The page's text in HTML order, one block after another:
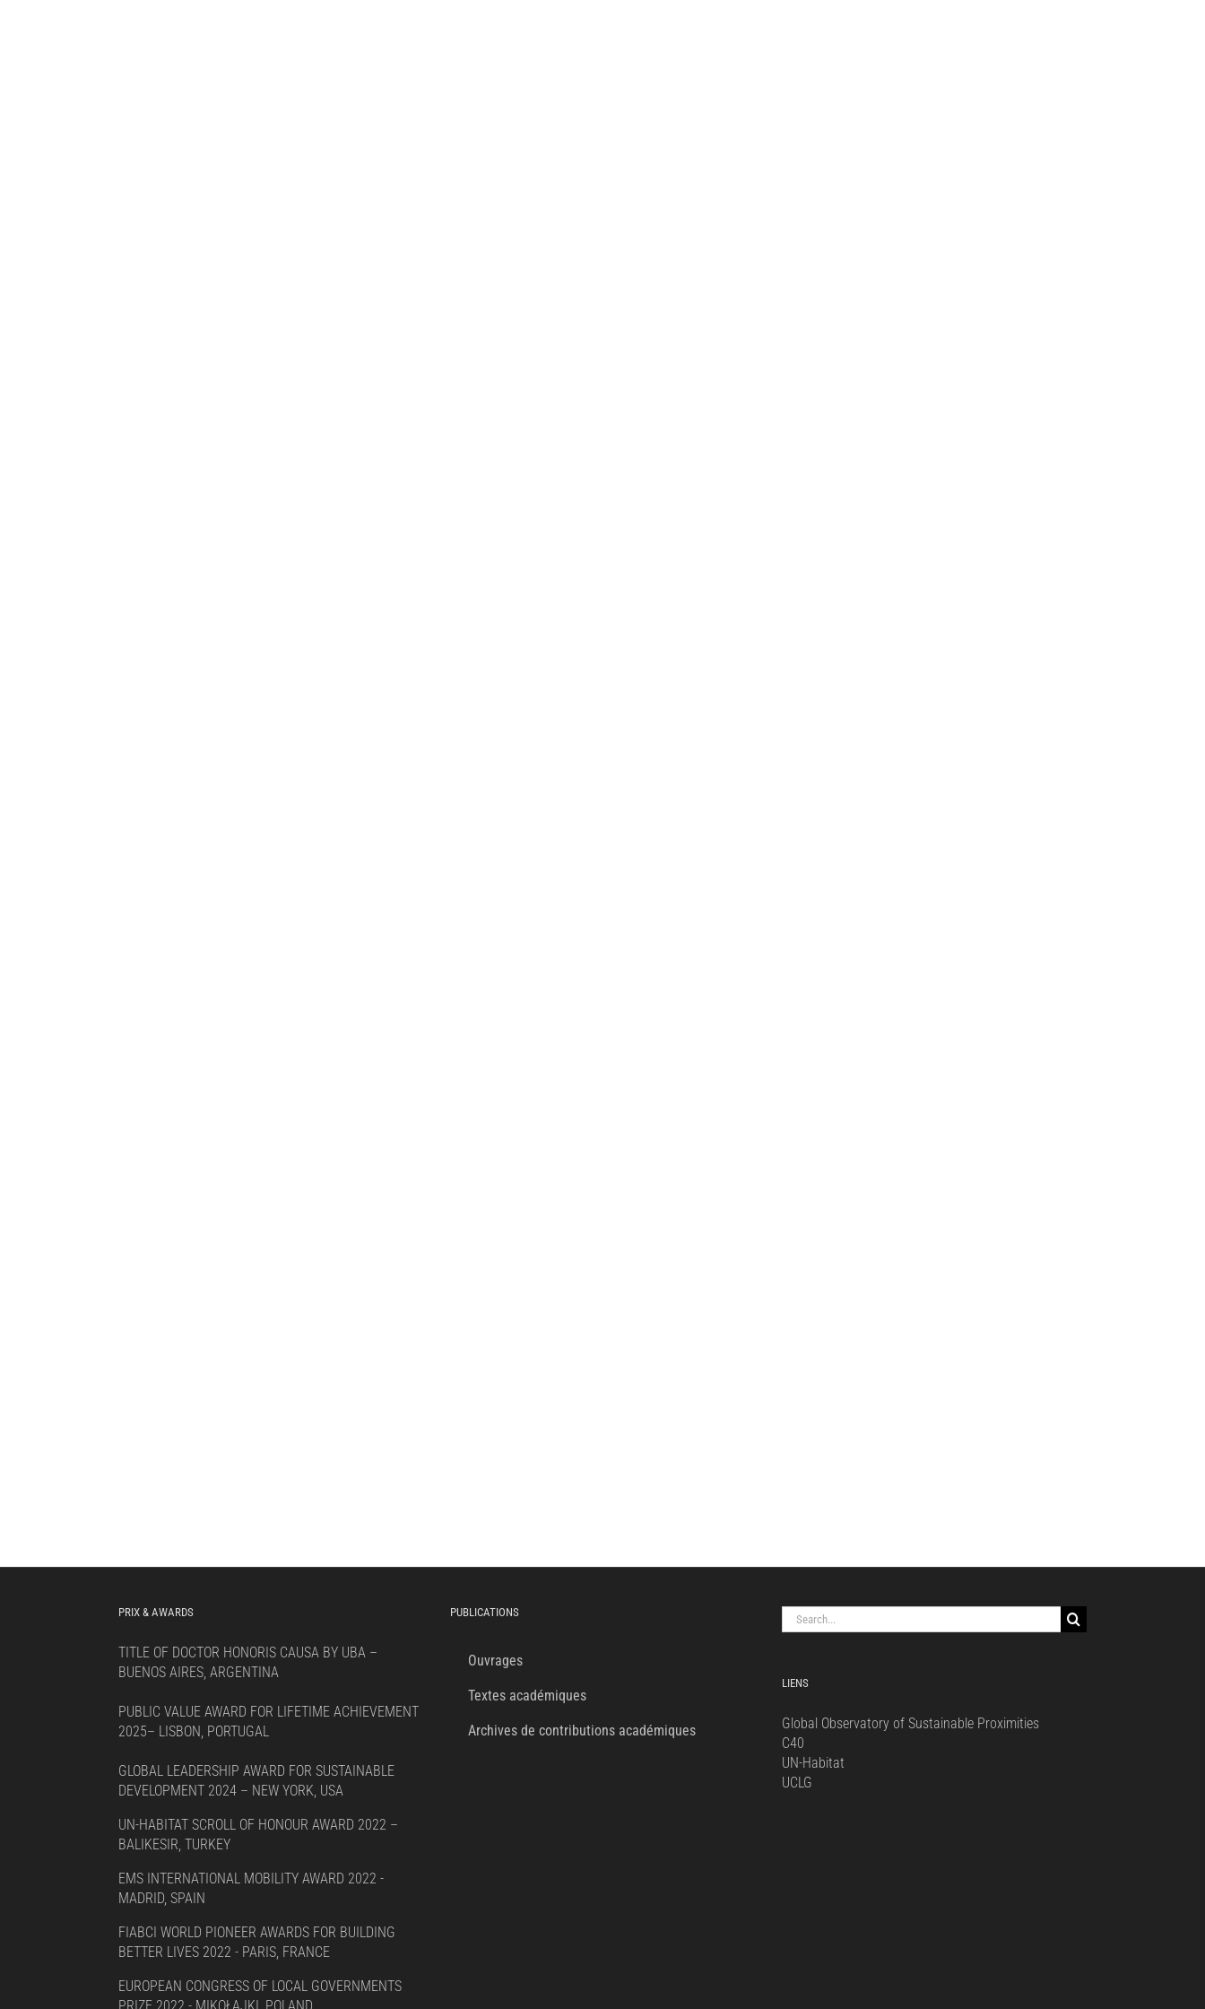
PRIX & AWARDS
TITLE OF DOCTOR HONORIS CAUSA BY UBA –
BUENOS AIRES, ARGENTINA
PUBLIC VALUE AWARD FOR LIFETIME ACHIEVEMENT
2025– LISBON, PORTUGAL
GLOBAL LEADERSHIP AWARD FOR SUSTAINABLE
DEVELOPMENT 2024 – NEW YORK, USA
UN-HABITAT SCROLL OF HONOUR AWARD 2022 –
BALIKESIR, TURKEY
EMS INTERNATIONAL MOBILITY AWARD 2022 -
MADRID, SPAIN
FIABCI WORLD PIONEER AWARDS FOR BUILDING
BETTER LIVES 2022 - PARIS, FRANCE
EUROPEAN CONGRESS OF LOCAL GOVERNMENTS
PUBLICATIONS
Ouvrages
Textes académiques
Archives de contributions académiques
Search
for:
LIENS
Global Observatory of Sustainable Proximities
C40
UN-Habitat
UCLG